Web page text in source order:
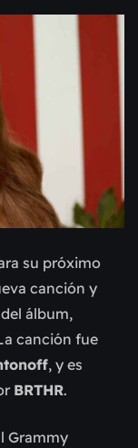
su próximo
canción y
álbum,
canción fue
, y es
BRTHR.
Grammy